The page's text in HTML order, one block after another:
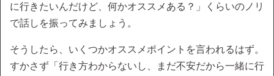
に行きたいんだけど、何かオススメある？」くらいのノリ
で話しを振ってみましょう。
そうしたら、いくつかオススメポイントを言われるはず。
すかさず「行き方わからないし、まだ不安だから一緒に行